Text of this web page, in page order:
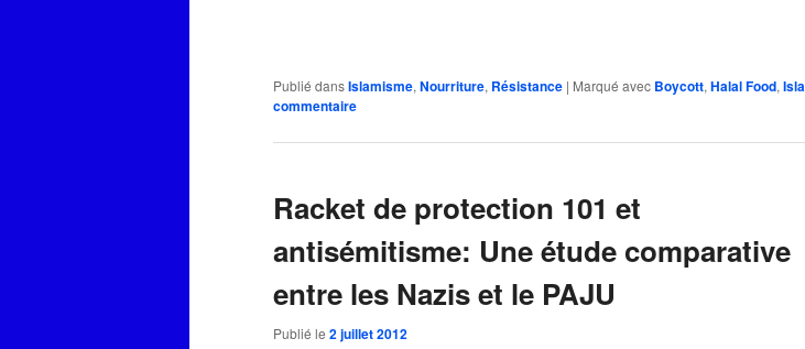
Publié dansIslamisme, Nourriture, Résistance | Marqué avec Boycott, Halal Food,
commentaire
Racket de protection 101 et
antisémitisme: Une étude comparative
entre les Nazis et le PAJU
Publié le 2 juillet 2012